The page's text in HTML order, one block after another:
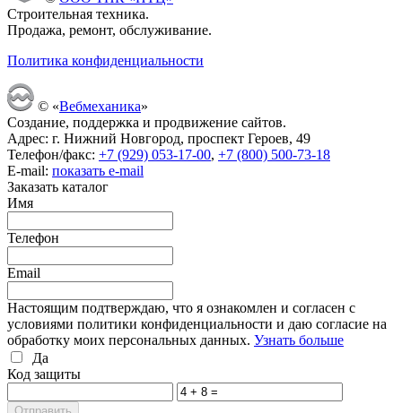
Строительная техника.
Продажа, ремонт, обслуживание.
Политика конфиденциальности
© «Вебмеханика»
Создание, поддержка и продвижение сайтов.
Адрес: г. Нижний Новгород, проспект Героев, 49
Телефон/факс: +7 (929) 053-17-00, +7 (800) 500-73-18
E-mail: показать e-mail
Заказать каталог
Имя
Телефон
Email
Настоящим подтверждаю, что я ознакомлен и согласен с
условиями политики конфиденциальности и даю согласие на
обработку моих персональных данных. Узнать больше
Да
Код защиты